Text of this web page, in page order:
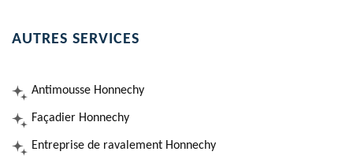
AUTRES SERVICES
Antimousse Honnechy
Façadier Honnechy
Entreprise de ravalement Honnechy